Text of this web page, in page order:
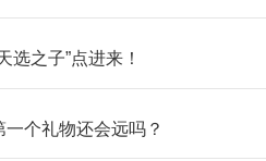
选之子”点进来！
个礼物还会远吗？